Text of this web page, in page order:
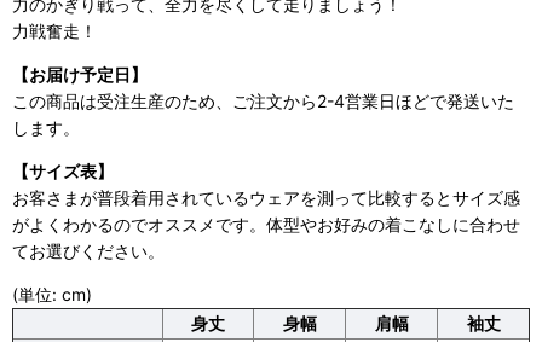
力のかぎり戦って、全力を尽くして走りましょう！
力戦奮走！
【お届け予定日】
この商品は受注生産のため、ご注文から2-4営業日ほどで発送いた
します。
【サイズ表】
お客さまが普段着用されているウェアを測って比較するとサイズ感
がよくわかるのでオススメです。体型やお好みの着こなしに合わせ
てお選びください。
(単位: cm)
身丈
身幅 肩幅
袖丈